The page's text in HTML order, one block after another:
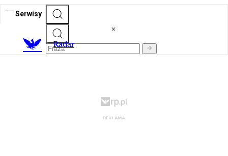
Serwisy
Radar